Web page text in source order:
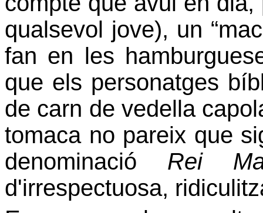
qualsevol jove), un
fan en les
que els personatges
de carn de vedella
tomaca no pareix que
denominació Rei
d'irrespectuosa,